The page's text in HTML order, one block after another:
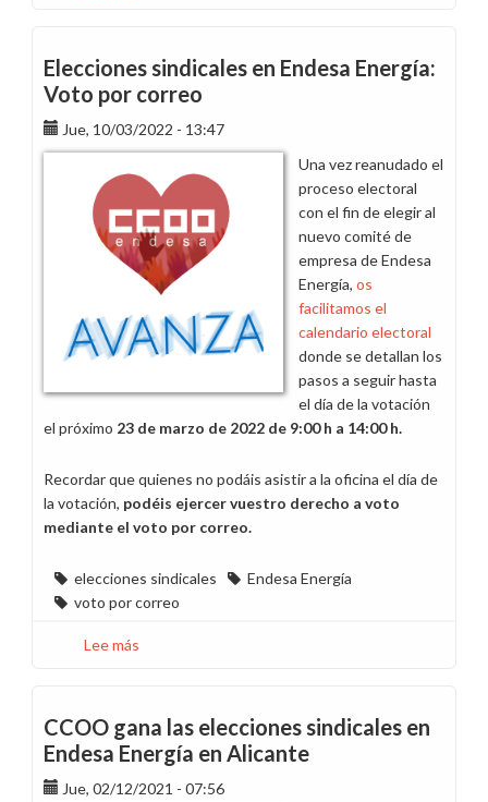
elecciones
sindicales
en
Endesa
Energía
Barcelona
Elecciones sindicales en Endesa Energía:
Voto por correo
Jue, 10/03/2022 - 13:47
Una vez reanudado el
proceso electoral
con el fin de elegir al
nuevo comité de
empresa de Endesa
Energía, os
facilitamos el
calendario electoral
donde se detallan los
pasos a seguir hasta
el día de la votación
el próximo 23 de marzo de 2022 de 9:00 h a 14:00 h.
Recordar que quienes no podáis asistir a la oficina el día de
la votación, podéis ejercer vuestro derecho a voto
mediante el voto por correo.
elecciones sindicales
Endesa Energía
voto por correo
Lee más
Endesa
Energía:
Voto
CCOO gana las elecciones sindicales en
Endesa Energía en Alicante
Jue, 02/12/2021 - 07:56